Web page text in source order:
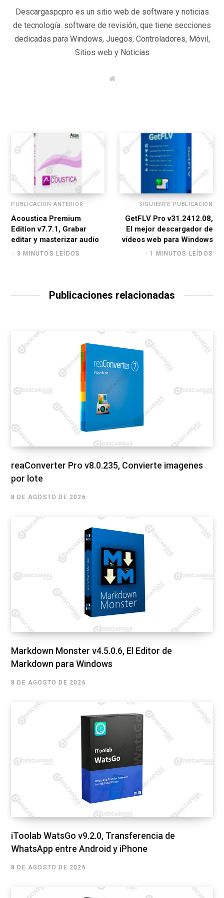
Descargaspcpro es un sitio web de software y noticias
de tecnología. software de revisión, que tiene secciones
dedicadas para Windows, Juegos, Controladores, Móvil,
Sitios web y Noticias
W
PUBLICACIÓN ANTERIOR
Acoustica Premium
Edition v7.7.1, Grabar
editar y masterizar audio
3 MINUTOS LEÍDOS
SIGUIENTE PUBLICACIÓN
GetFLV Pro v31.2412.08,
El mejor descargador de
vídeos web para Windows
1 MINUTOS LEÍDOS
Publicaciones relacionadas
reaConverter Pro v8.0.235, Convierte imagenes
por lote
8 DE AGOSTO DE 2026
Markdown Monster v4.5.0.6, El Editor de
Markdown para Windows
8 DE AGOSTO DE 2026
iToolab WatsGo v9.2.0, Transferencia de
WhatsApp entre Android y iPhone
8 DE AGOSTO DE 2026